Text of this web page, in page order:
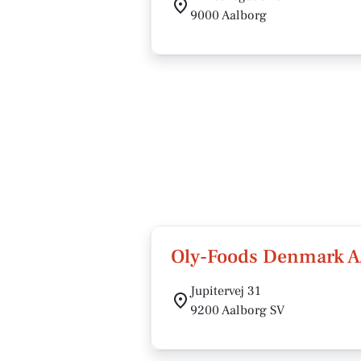
9000 Aalborg
Oly-Foods Denmark
Jupitervej 31
9200 Aalborg SV